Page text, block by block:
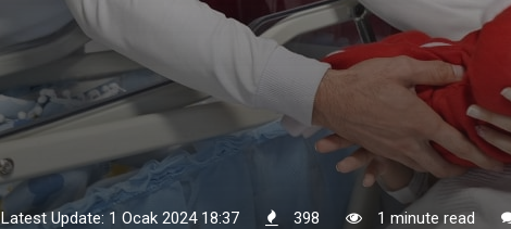
Latest Update: 1 Ocak 2024 18:37 398 1 minute read